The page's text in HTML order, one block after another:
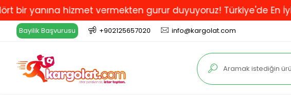
hizmet vermekten gurur duyuyoruz! Türkiye'de En İyi ve
Bayilik Başvurusu +902125657020 info@kargolat.com